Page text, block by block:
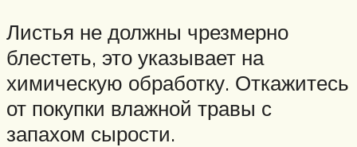
Листья не должны чрезмерно
блестеть, это указывает на
химическую обработку. Откажитесь
от покупки влажной травы с
запахом сырости.